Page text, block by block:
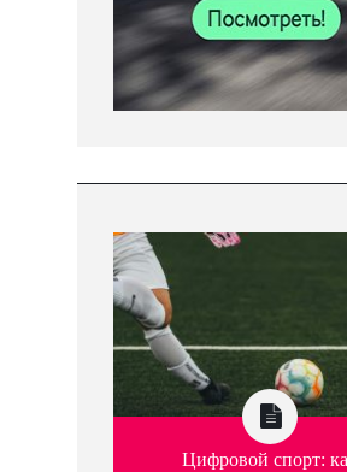
Цифровой спорт: